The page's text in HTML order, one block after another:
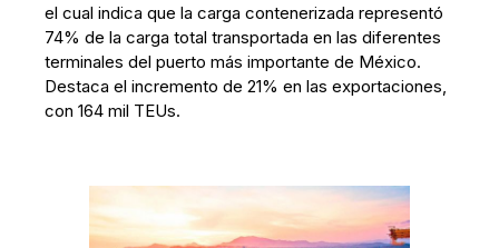
el cual indica que la carga contenerizada representó
74% de la carga total transportada en las diferentes
terminales del puerto más importante de México.
Destaca el incremento de 21% en las exportaciones,
con 164 mil TEUs.